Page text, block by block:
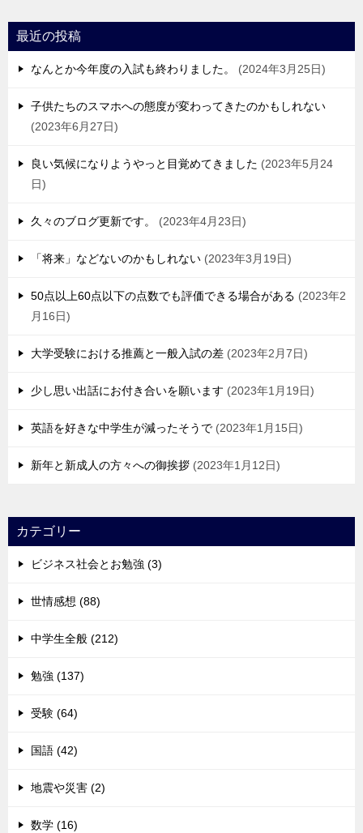
最近の投稿
なんとか今年度の入試も終わりました。 2024年3月25日
子供たちのスマホへの態度が変わってきたのかもしれない
2023年6月27日
良い気候になりようやっと目覚めてきました
2023年5月24
日
久々のブログ更新です。 2023年4月23日
「将来」などないのかもしれない 2023年3月19日
50点以上60点以下の点数でも評価できる場合がある
2023年2
月16日
大学受験における推薦と一般入試の差 2023年2月7日
少し思い出話にお付き合いを願います 2023年1月19日
英語を好きな中学生が減ったそうで 2023年1月15日
新年と新成人の方々への御挨拶 2023年1月12日
カテゴリー
ビジネス社会とお勉強 (3)
世情感想 (88)
中学生全般 (212)
勉強 (137)
受験 (64)
国語 (42)
地震や災害 (2)
数学 (16)